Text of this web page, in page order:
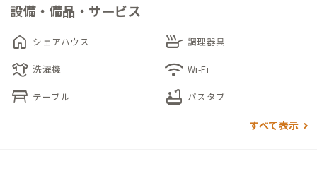
徒歩1分の場所には、家守が運営しているGuesthouse & Kitche
n Haceがあり、さまざまな場所から訪れる人たちとの交流も楽
しめます。
設備・備品・サービス
home シェアハウス skillet 調理器具
laundry 洗濯機 wifi Wi-Fi
table_restaurant テーブル bathtub バスタブ
すべて表示